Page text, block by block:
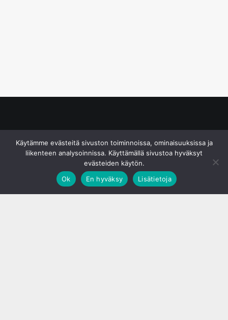
Käytämme evästeitä sivuston toiminnoissa, ominaisuuksissa ja
liikenteen analysoinnissa. Käyttämällä sivustoa hyväksyt
evästeiden käytön.
Ok
En hyväksy Lisätietoja